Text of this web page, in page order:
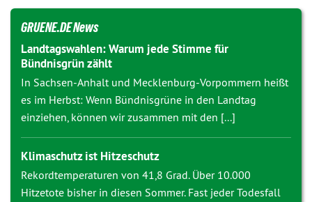
GRUENE.DE News
Landtagswahlen: Warum jede Stimme für
Bündnisgrün zählt
In Sachsen-Anhalt und Mecklenburg-Vorpommern heißt
es im Herbst: Wenn Bündnisgrüne in den Landtag
einziehen, können wir zusammen mit den [...]
Klimaschutz ist Hitzeschutz
Rekordtemperaturen von 41,8 Grad. Über 10.000
Hitzetote bisher in diesen Sommer. Fast jeder Todesfall